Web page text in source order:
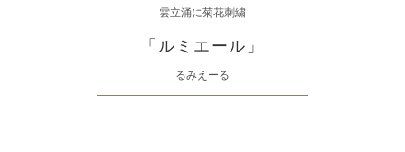
雲立涌に菊花刺繍
「ルミエール」
るみえーる